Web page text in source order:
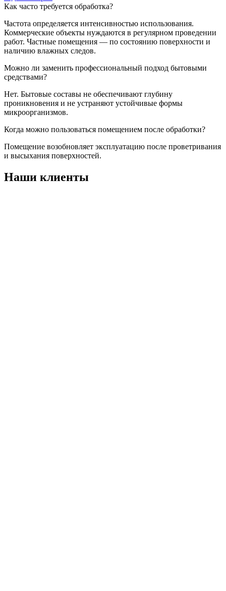
Как часто требуется обработка?
Частота определяется интенсивностью использования.
Коммерческие объекты нуждаются в регулярном проведении
работ. Частные помещения — по состоянию поверхности и
наличию влажных следов.
Можно ли заменить профессиональный подход бытовыми
средствами?
Нет. Бытовые составы не обеспечивают глубину
проникновения и не устраняют устойчивые формы
микроорганизмов.
Когда можно пользоваться помещением после обработки?
Помещение возобновляет эксплуатацию после проветривания
и высыхания поверхностей.
Наши клиенты